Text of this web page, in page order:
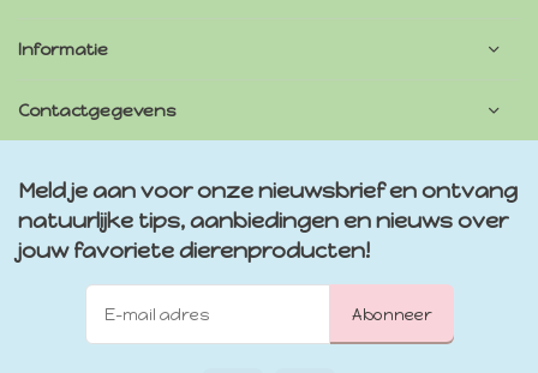
Informatie
Contactgegevens
Meld je aan voor onze nieuwsbrief en ontvang
natuurlijke tips, aanbiedingen en nieuws over
jouw favoriete dierenproducten!
Abonneer